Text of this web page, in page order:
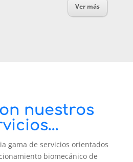
Ver más
nuestros
gama de servicios orientados
biomecánico de